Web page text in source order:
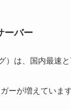
ーバー
）は、国内最速
ーが増えています